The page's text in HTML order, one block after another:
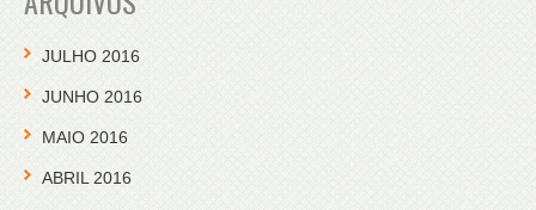
JULHO 2016
JUNHO 2016
MAIO 2016
ABRIL 2016